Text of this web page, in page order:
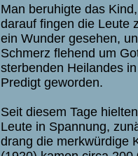
Man beruhigte das
darauf fingen die Leute
ein Wunder gesehen,
Schmerz flehend um
sterbenden Heilandes
Predigt geworden.
Seit diesem Tage
Leute in Spannung,
drang die merkwürdige